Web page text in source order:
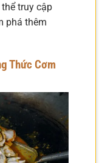
truy cập
phá thêm
Thức Cơm